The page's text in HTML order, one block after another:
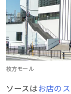
枚方モール
ソースはお店の